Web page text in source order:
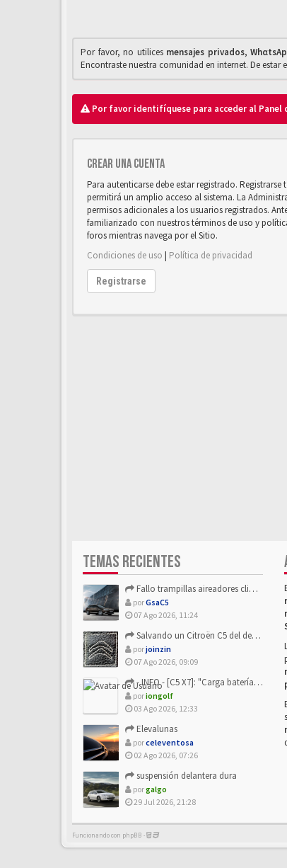
Por favor, no utilices mensajes privados,
Encontraste nuestra comunidad en internet. De
Por favor identifíquese para acceder al Panel
Crear una cuenta
Para autenticarse debe estar registrado.
permitirá un amplio acceso al sistema. La
permisos adicionales a los usuarios registrados.
familiarizado con nuestros términos de uso y
foros mientras navega por el Sitio.
Condiciones de uso | Política de privacidad
Registrarse
TEMAS RECIENTES
Fallo trampillas aireadores climatizador
porGsaC5
07 Ago 2026, 11:24
Salvando un Citroën C5 del desguace: Presentación y seguimiento
porjoinzin
07 Ago 2026, 09:09
- INFO - [C5 X7]: "Carga batería o alimentación eléctri...
poriongolf
03 Ago 2026, 12:33
Elevalunas
porceleventosa
02 Ago 2026, 07:26
suspensión delantera dura
porgalgo
29 Jul 2026, 21:28
Funcionando con phpBB -